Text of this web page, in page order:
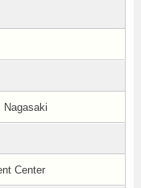
Nagasaki
Center